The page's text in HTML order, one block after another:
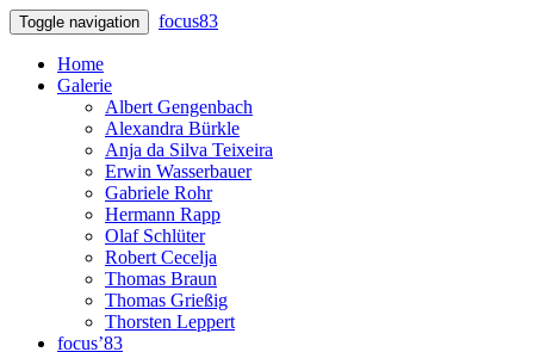
Toggle navigation focus83
Home
Galerie
Albert Gengenbach
Alexandra Bürkle
Anja da Silva Teixeira
Erwin Wasserbauer
Gabriele Rohr
Hermann Rapp
Olaf Schlüter
Robert Cecelja
Thomas Braun
Thomas Grießig
Thorsten Leppert
focus’83